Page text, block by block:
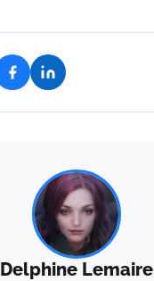
Delphine Lemaire